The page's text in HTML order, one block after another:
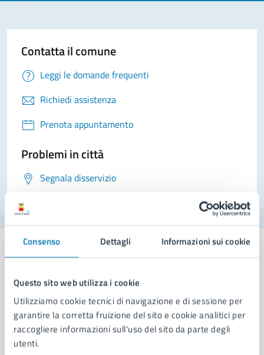
Consenso Dettagli Informazioni sui cookie
Questo sito web utilizza i cookie
Utilizziamo cookie tecnici di navigazione e di sessione per
garantire la corretta fruizione del sito e cookie analitici per
raccogliere informazioni sull'uso del sito da parte degli
utenti.
Contatta il comune
Leggi le domande frequenti
Richiedi assistenza
Prenota appuntamento
Problemi in città
Segnala disservizio
Comune di Napoli
AMMINISTRAZIONE
Aree amministrative